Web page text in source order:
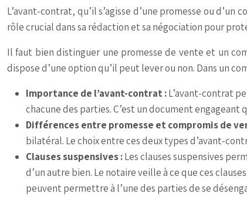
L’avant-contrat, qu’il s’agisse d’une promesse ou
rôle crucial dans sa rédaction et sa négociation pour
Il faut bien distinguer une promesse de vente et un
dispose d’une option qu’il peut lever ou non. Dans un
Importance de l’avant-contrat :L’avant-contrat
chacune des parties. C’est un document engageant
Différences entre promesse et compromis de
bilatéral. Le choix entre ces deux types d’avant-
Clauses suspensives :Les clauses suspensives
d’un autre bien. Le notaire veille à ce que ces
peuvent permettre à l’une des parties de se